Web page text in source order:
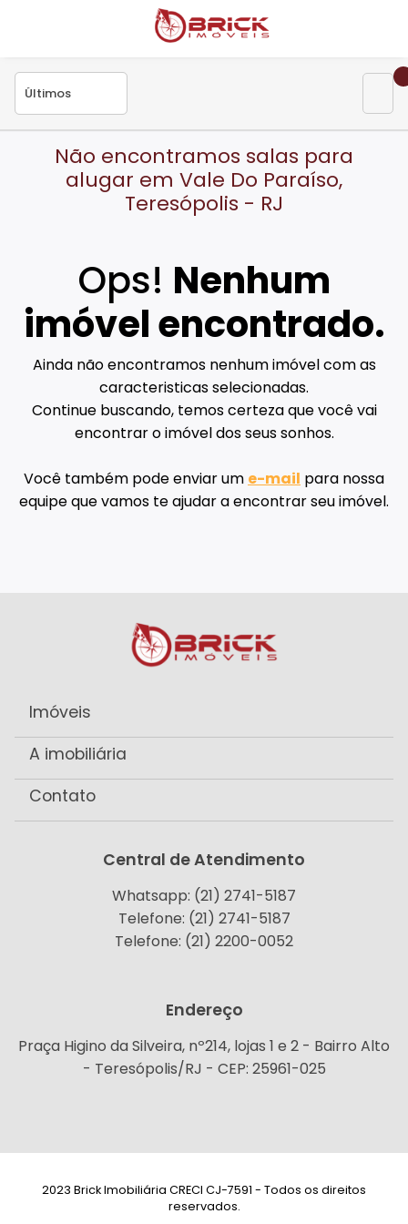
Não encontramos salas para
alugar em Vale Do Paraíso,
Teresópolis - RJ
Ops! Nenhum
imóvel encontrado.
Ainda não encontramos nenhum imóvel com as
caracteristicas selecionadas.
Continue buscando, temos certeza que você vai
encontrar o imóvel dos seus sonhos.
Você também pode enviar um e-mail para nossa
equipe que vamos te ajudar a encontrar seu imóvel.
Imóveis
A imobiliária
Contato
Central de Atendimento
Whatsapp: (21) 2741-5187
Telefone: (21) 2741-5187
Telefone: (21) 2200-0052
Endereço
Praça Higino da Silveira, nº214, lojas 1 e 2 - Bairro Alto
- Teresópolis/RJ - CEP: 25961-025
2023 Brick Imobiliária CRECI CJ-7591 - Todos os direitos
reservados.